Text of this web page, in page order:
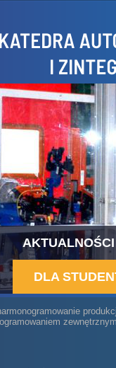
AKTUALNOŚCI
DLA